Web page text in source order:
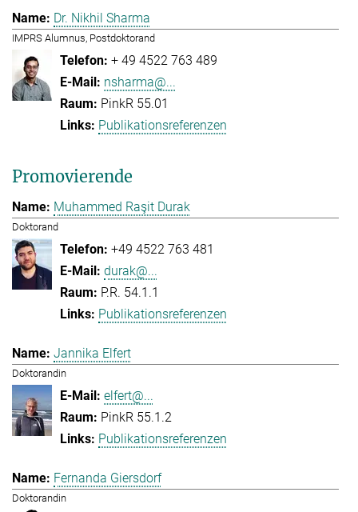
Dr. Nikhil Sharma
IMPRS Alumnus, Postdoktorand
+ 49 4522 763 489
nsharma@...
PinkR 55.01
Publikationsreferenzen
Promovierende
Muhammed Raşit Durak
Doktorand
+49 4522 763 481
durak@...
P.R. 54.1.1
Publikationsreferenzen
Jannika Elfert
Doktorandin
elfert@...
PinkR 55.1.2
Publikationsreferenzen
Fernanda Giersdorf
Doktorandin